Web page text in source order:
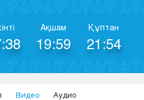
Ақшам
19:59
Құптан
21:54
Видео Аудио